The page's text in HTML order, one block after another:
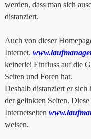
werden, dass man sich
distanziert.
Auch von dieser
Internet.
keinerlei Einfluss auf die
Seiten und Foren hat.
Deshalb distanziert er
der gelinkten Seiten.
Internetseiten
weisen.